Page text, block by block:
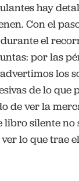
hay
Con el
el
por las
los
de lo que
de ver la
silente no
lo que trae